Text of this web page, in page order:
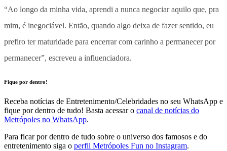
“Ao longo da minha vida, aprendi a nunca negociar aquilo que, pra
mim, é inegociável. Então, quando algo deixa de fazer sentido, eu
prefiro ter maturidade para encerrar com carinho a permanecer por
permanecer”, escreveu a influenciadora.
Fique por dentro!
Receba notícias de Entretenimento/Celebridades no seu WhatsApp e
fique por dentro de tudo! Basta acessar o canal de notícias do
Metrópoles no WhatsApp.
Para ficar por dentro de tudo sobre o universo dos famosos e do
entretenimento siga o perfil Metrópoles Fun no Instagram.